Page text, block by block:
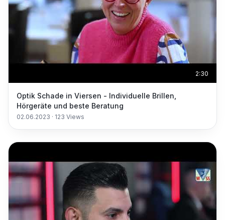
2:30
Optik Schade in Viersen - Individuelle Brillen,
Hörgeräte und beste Beratung
02.06.2023 · 123 Views